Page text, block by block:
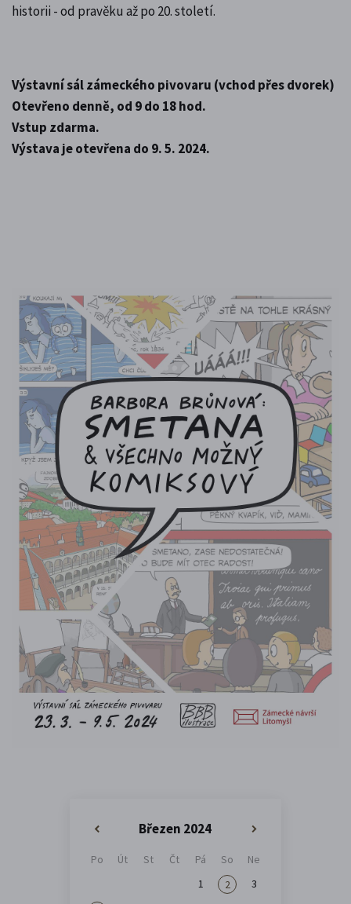
historii - od pravěku až po 20. století.
Výstavní sál zámeckého pivovaru (vchod přes dvorek)
Otevřeno denně, od 9 do 18 hod.
Vstup zdarma.
Výstava je otevřena do 9. 5. 2024.
Březen 2024
Po Út St Čt Pá So
Ne
1
2
3